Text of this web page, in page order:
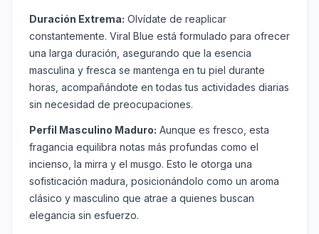
Duración Extrema: Olvídate de reaplicar
constantemente. Viral Blue está formulado para ofrecer
una larga duración, asegurando que la esencia
masculina y fresca se mantenga en tu piel durante
horas, acompañándote en todas tus actividades diarias
sin necesidad de preocupaciones.
Perfil Masculino Maduro: Aunque es fresco, esta
fragancia equilibra notas más profundas como el
incienso, la mirra y el musgo. Esto le otorga una
sofisticación madura, posicionándolo como un aroma
clásico y masculino que atrae a quienes buscan
elegancia sin esfuerzo.